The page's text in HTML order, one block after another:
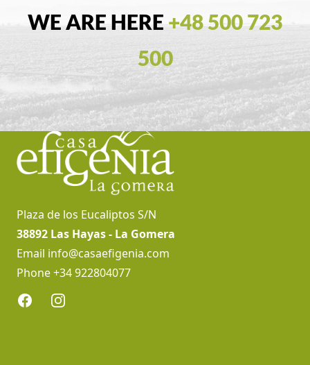
WE ARE HERE +48 500 723
500
Footer
Plaza de los Eucaliptos S/N
38892 Las Hayas - La Gomera
Email info@casaefigenia.com
Phone +34 922804077
FacebookInstagram